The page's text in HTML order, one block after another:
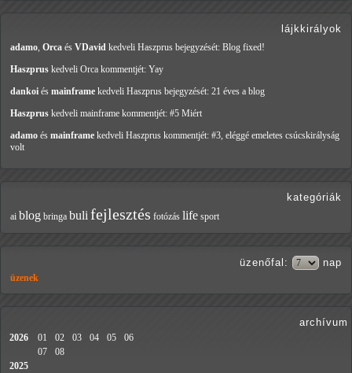
lájkkirályok
adamo, Orca és VDavid kedveli Haszprus bejegyzését: Blog fixed!
Haszprus kedveli Orca kommentjét: Yay
dankoi és mainframe kedveli Haszprus bejegyzését: 21 éves a blog
Haszprus kedveli mainframe kommentjét: #5 Miért
adamo és mainframe kedveli Haszprus kommentjét: #3, eléggé emeletes csúcskirályság
volt
kategóriák
ai blog bringa buli fejlesztés fotózás life sport
üzenőfal : nap
üzenek
archívum
2026 01 02 03 04 05
06
07
08
2025